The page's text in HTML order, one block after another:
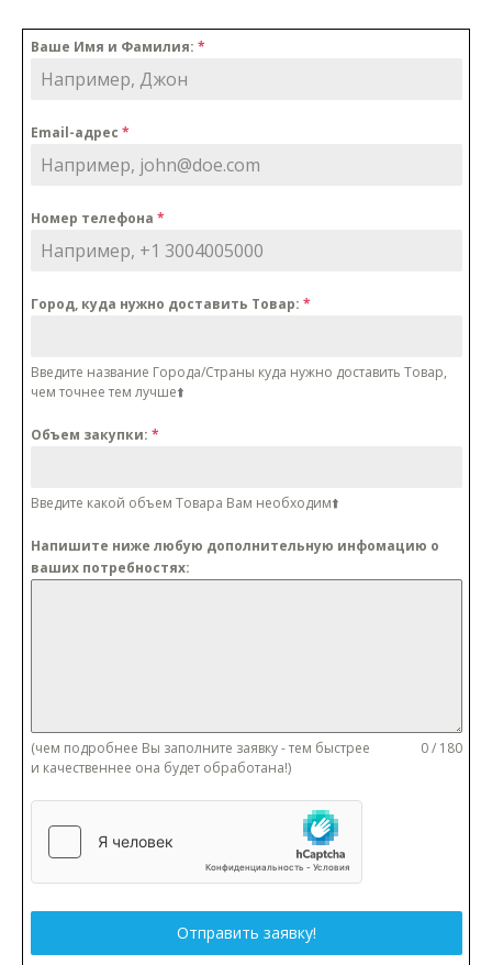
Ваше Имя и Фамилия: *
Email-адрес *
Номер телефона *
Город, куда нужно доставить Товар: *
Введите название Города/Cтраны куда нужно доставить Товар,
чем точнее тем лучше⬆️
Объем закупки: *
Введите какой объем Товара Вам необходим⬆️
Напишите ниже любую дополнительную инфомацию о
ваших потребностях:
(чем подробнее Вы заполните заявку - тем быстрее
и качественнее она будет обработана!)
0 / 180
Отправить заявку!